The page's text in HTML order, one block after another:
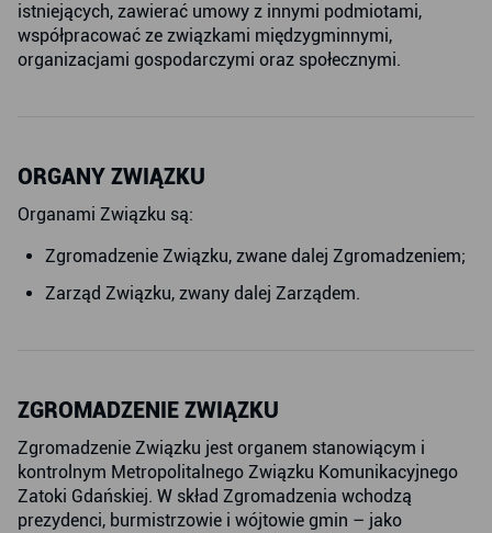
istniejących, zawierać umowy z innymi podmiotami,
współpracować ze związkami międzygminnymi,
organizacjami gospodarczymi oraz społecznymi.
ORGANY ZWIĄZKU
Organami Związku są:
Zgromadzenie Związku, zwane dalej Zgromadzeniem;
Zarząd Związku, zwany dalej Zarządem.
ZGROMADZENIE ZWIĄZKU
Zgromadzenie Związku jest organem stanowiącym i
kontrolnym Metropolitalnego Związku Komunikacyjnego
Zatoki Gdańskiej. W skład Zgromadzenia wchodzą
prezydenci, burmistrzowie i wójtowie gmin – jako